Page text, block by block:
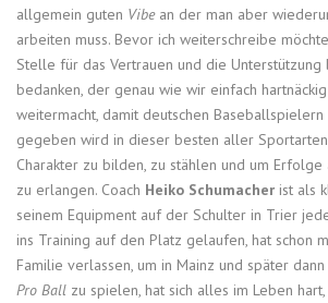
allgemein guten Vibean der man aber
arbeiten muss. Bevor ich weiterschreibe
Stelle für das Vertrauen und die
bedanken, der genau wie wir einfach
weitermacht, damit deutschen
gegeben wird in dieser besten aller
Charakter zu bilden, zu stählen und um Erfolge
zu erlangen. Coach Heiko Schumacher ist als
seinem Equipment auf der Schulter in Trier
ins Training auf den Platz gelaufen, hat schon
Familie verlassen, um in Mainz und später
Pro Ball zu spielen, hat sich alles im Leben